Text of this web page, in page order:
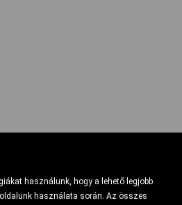
használunk, hogy a lehető legjobb
használata során. Az összes